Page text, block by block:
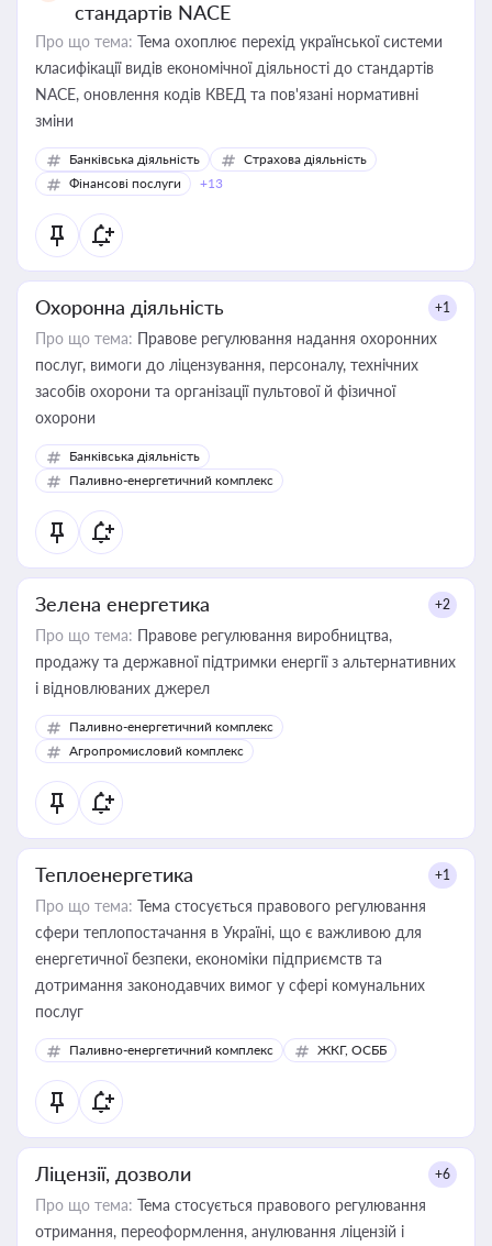
стандартів NACE
Про що тема: Тема охоплює перехід української системи
класифікації видів економічної діяльності до стандартів
NACE, оновлення кодів КВЕД та пов'язані нормативні
зміни
Банківська діяльність
Страхова діяльність
Фінансові послуги
+13
Охоронна діяльність +1
Про що тема: Правове регулювання надання охоронних
послуг, вимоги до ліцензування, персоналу, технічних
засобів охорони та організації пультової й фізичної
охорони
Банківська діяльність
Паливно-енергетичний комплекс
Зелена енергетика +2
Про що тема: Правове регулювання виробництва,
продажу та державної підтримки енергії з альтернативних
і відновлюваних джерел
Паливно-енергетичний комплекс
Агропромисловий комплекс
Теплоенергетика +1
Про що тема: Тема стосується правового регулювання
сфери теплопостачання в Україні, що є важливою для
енергетичної безпеки, економіки підприємств та
дотримання законодавчих вимог у сфері комунальних
послуг
Паливно-енергетичний комплекс ЖКГ, ОСББ
Ліцензії, дозволи +6
Про що тема: Тема стосується правового регулювання
отримання, переоформлення, анулювання ліцензій і